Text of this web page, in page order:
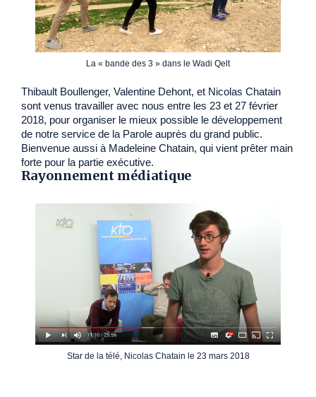
La « bande des 3 » dans le Wadi Qelt
Thibault Boullenger, Valentine Dehont, et Nicolas Chatain
sont venus travailler avec nous entre les 23 et 27 février
2018, pour organiser le mieux possible le développement
de notre service de la Parole auprès du grand public.
Bienvenue aussi à Madeleine Chatain, qui vient prêter main
forte pour la partie exécutive.
Rayonnement médiatique
Star de la télé, Nicolas Chatain le 23 mars 2018